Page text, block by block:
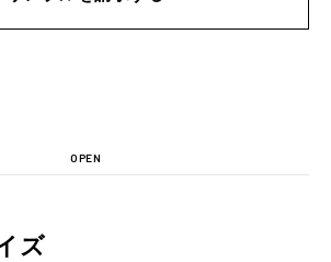
OPEN
ズ